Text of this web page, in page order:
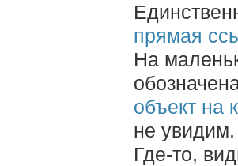
прямая
На
объект на
не увидим.
Где-то,